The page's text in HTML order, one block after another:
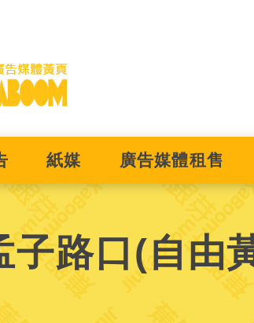
紙媒 廣告媒體租售
路口(自由